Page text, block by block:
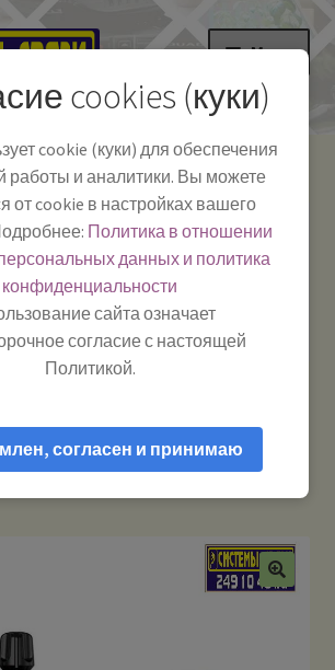
Меню
-
Телефон:+7-
391-249-1040
Тел.|WA|Telegram:
+79029904090
/ охоты и рыбалки
Baofeng UV-9R PRO
любительская VHF/UHF
cookies (куки)
cookie (куки) для обеспечения
работы и аналитики. Вы можете
от cookie в настройках вашего
Политика в отношении
данных и политика
конфиденциальности
сайта означает
согласие с настоящей
Политикой.
согласен и принимаю